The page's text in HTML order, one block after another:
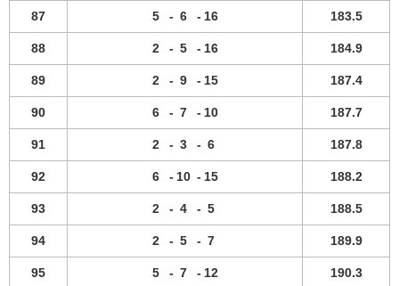
87 5 - 6 - 16 183.5
88 2 - 5 - 16 184.9
89 2 - 9 - 15 187.4
90 6 - 7 - 10 187.7
91 2 - 3 - 6 187.8
92 6 - 10 - 15 188.2
93 2 - 4 - 5 188.5
94 2 - 5 - 7 189.9
95 5 - 7 - 12 190.3